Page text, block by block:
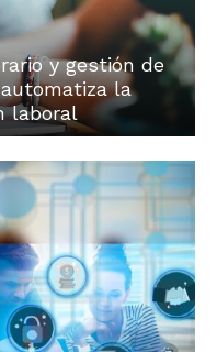
y gestión de
la
laboral